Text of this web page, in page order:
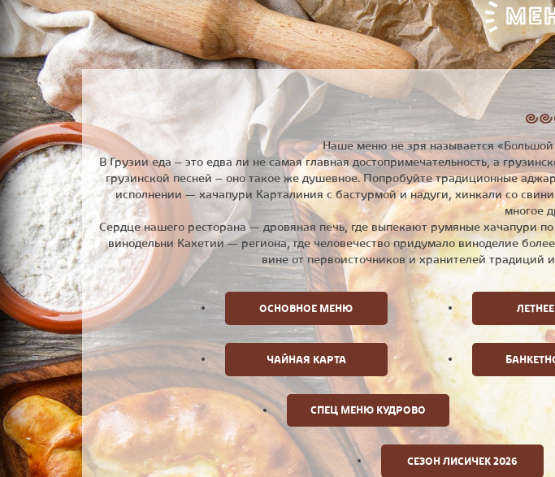
Наше меню не зря называется «Большой
В Грузии еда – это едва ли не самая главная достопримечательность, а
грузинской песней – оно такое же душевное. Попробуйте традиционные
исполнении — хачапури Карталиния с бастурмой и надуги, хинкали со
многое
Сердце нашего ресторана — дровяная печь, где выпекают румяные хачапури
винодельни Кахетии — региона, где человечество придумало виноделие
вине от первоисточников и хранителей
ОСНОВНОЕ МЕНЮ
ЧАЙНАЯ КАРТА
СПЕЦ МЕНЮ КУДРОВО
СЕЗОН ЛИСИЧЕК 2026